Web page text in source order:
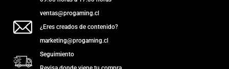
ventas@progaming.cl
¿Eres creados de contenido?
marketing@progaming.cl
Seguimiento